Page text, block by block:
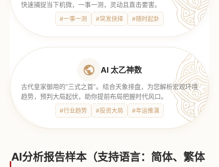
快速捕捉当下机微，一事一测，灵动且直击要害。
#一事一测 #突发抉择 #随时起卦
AI 太乙神数
古代皇家御用的“三式之首”。结合天象排盘，为您解析宏观环境
趋势，预判大局起伏，助你提前布局把握时代风口。
#行业趋势 #投资大局 #年运推演
AI分析报告样本（支持语言：简体、繁体